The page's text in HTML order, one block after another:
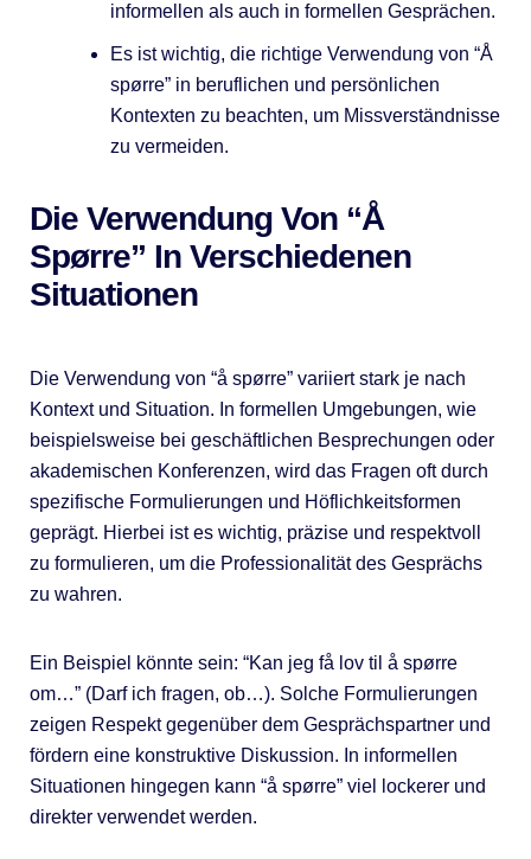
informellen als auch in formellen Gesprächen.
Es ist wichtig, die richtige Verwendung von “Å
spørre” in beruflichen und persönlichen
Kontexten zu beachten, um Missverständnisse
zu vermeiden.
Die Verwendung Von “Å
Spørre” In Verschiedenen
Situationen
Die Verwendung von “å spørre” variiert stark je nach
Kontext und Situation. In formellen Umgebungen, wie
beispielsweise bei geschäftlichen Besprechungen oder
akademischen Konferenzen, wird das Fragen oft durch
spezifische Formulierungen und Höflichkeitsformen
geprägt. Hierbei ist es wichtig, präzise und respektvoll
zu formulieren, um die Professionalität des Gesprächs
zu wahren.
Ein Beispiel könnte sein: “Kan jeg få lov til å spørre
om…” (Darf ich fragen, ob…). Solche Formulierungen
zeigen Respekt gegenüber dem Gesprächspartner und
fördern eine konstruktive Diskussion. In informellen
Situationen hingegen kann “å spørre” viel lockerer und
direkter verwendet werden.